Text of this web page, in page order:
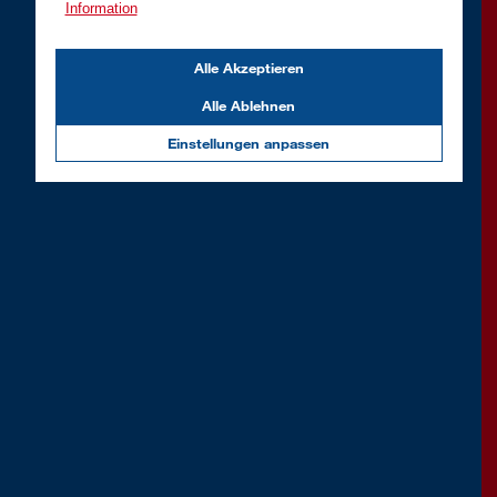
Information
Einstellungen anpassen
Alle Ablehnen
Alle Akzeptieren